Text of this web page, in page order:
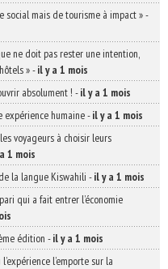
social mais de tourisme à impact »-
ne doit pas rester une intention,
»-il y a 1 mois
absolument ! -il y a 1 mois
expérience humaine-il y a 1 mois
voyageurs à choisir leurs
1 mois
la langue Kiswahili -il y a 1 mois
qui a fait entrer l’économie
édition -il y a 1 mois
l’emporte sur la